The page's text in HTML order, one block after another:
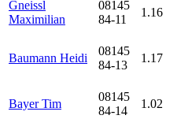
Gneissl
Maximilian
08145
84-11
1.16
Baumann Heidi
08145
84-13
1.17
Bayer Tim
08145
84-14
1.02